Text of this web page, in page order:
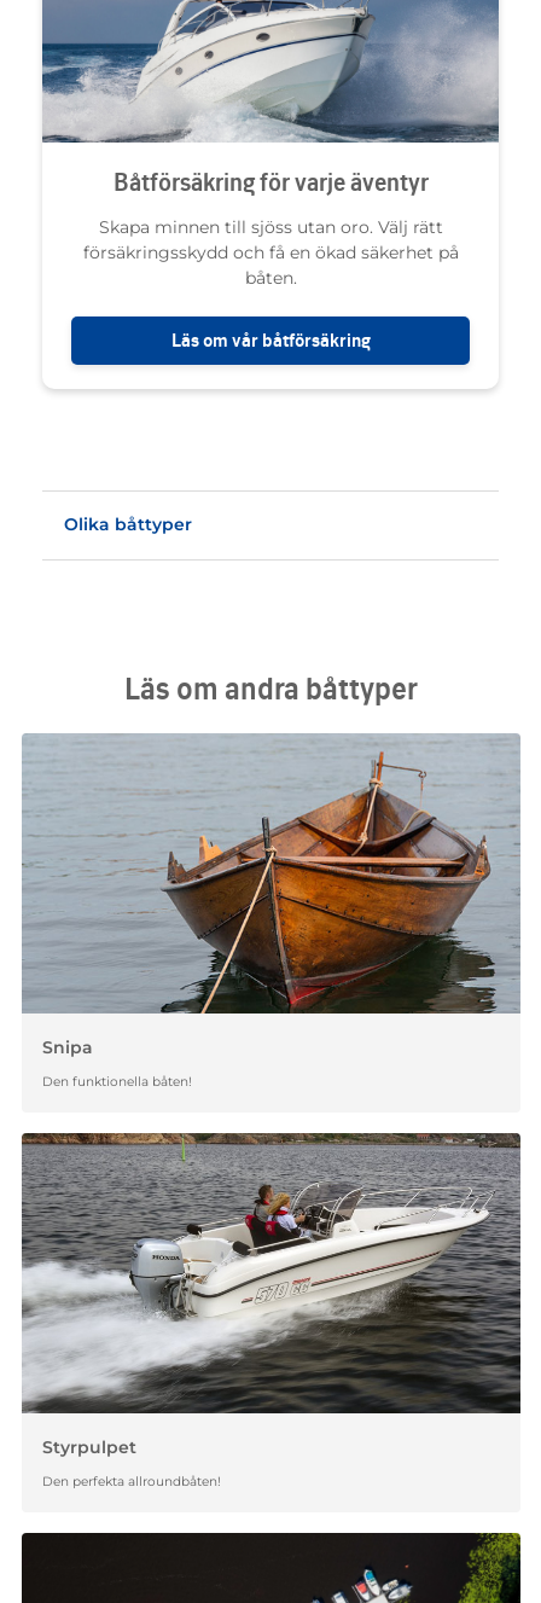
Båtförsäkring för varje äventyr
Skapa minnen till sjöss utan oro. Välj rätt
försäkringsskydd och få en ökad säkerhet på
båten.
Läs om vår båtförsäkring
Olika båttyper
Läs om andra båttyper
Snipa
Den funktionella båten!
Styrpulpet
Den perfekta allroundbåten!